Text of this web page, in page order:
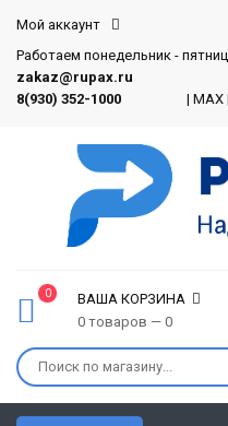
Мой аккаунт
Работаем понедельник -
zakaz@rupax.ru
8(930) 352-1000
| MAX
0
ВАША КОРЗИНА
0 товаров — 0